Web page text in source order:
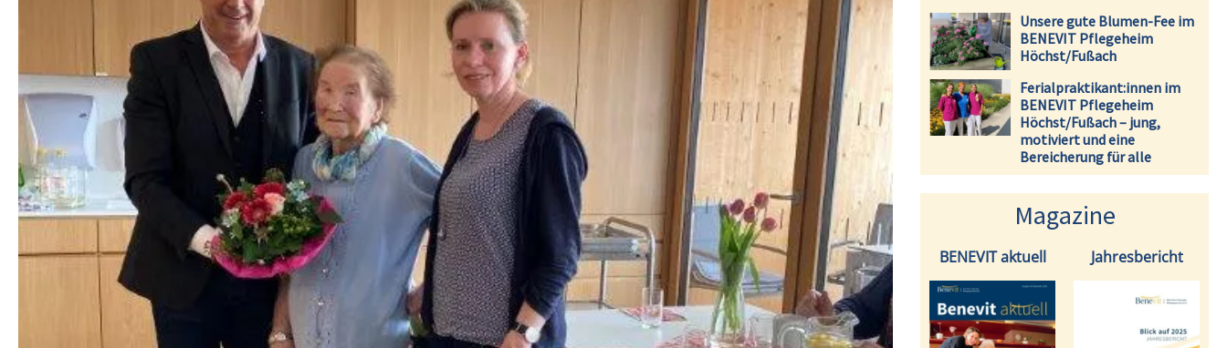
Unsere gute Blumen-Fee im
BENEVIT Pflegeheim
Höchst/Fußach
Ferialpraktikant:innen im
BENEVIT Pflegeheim
Höchst/Fußach – jung,
motiviert und eine
Bereicherung für alle
Magazine
BENEVIT aktuell Jahresbericht